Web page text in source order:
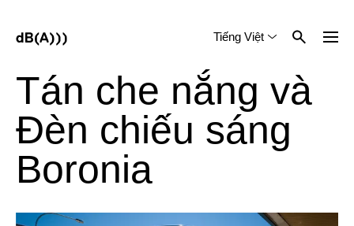
Tiếng Việt
Tán che nắng và
Đèn chiếu sáng
Boronia